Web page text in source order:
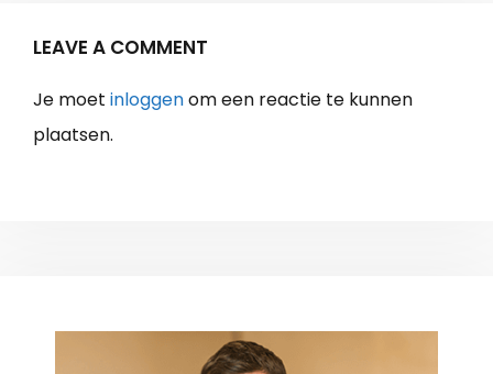
LEAVE A COMMENT
Je moet inloggenom een reactie te kunnen
plaatsen.